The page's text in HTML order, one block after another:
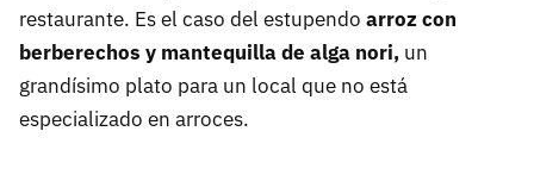
restaurante. Es el caso del estupendo arroz con
berberechos y mantequilla de alga nori, un
grandísimo plato para un local que no está
especializado en arroces.